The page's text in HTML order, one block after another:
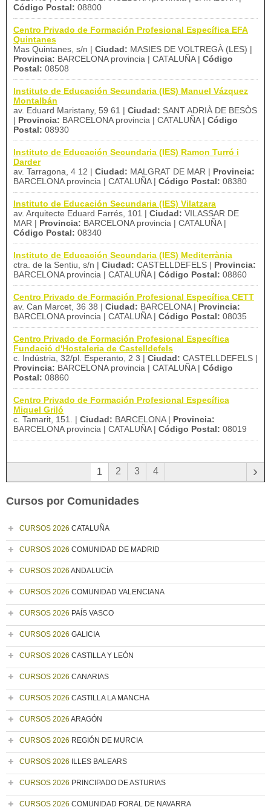
Código Postal: 08800
Centro Privado de Formación Profesional Específica EFA
Quintanes
Mas Quintanes, s/n | Ciudad: MASIES DE VOLTREGÀ (LES) |
Provincia: BARCELONA provincia | CATALUÑA | Código
Postal: 08508
Instituto de Educación Secundaria (IES) Manuel Vázquez
Montalbán
av. Eduard Maristany, 59 61 | Ciudad: SANT ADRIÀ DE BESÒS
| Provincia: BARCELONA provincia | CATALUÑA | Código
Postal: 08930
Instituto de Educación Secundaria (IES) Ramon Turró i
Darder
av. Tarragona, 4 12 | Ciudad: MALGRAT DE MAR | Provincia:
BARCELONA provincia | CATALUÑA | Código Postal: 08380
Instituto de Educación Secundaria (IES) Vilatzara
av. Arquitecte Eduard Farrés, 101 | Ciudad: VILASSAR DE
MAR | Provincia: BARCELONA provincia | CATALUÑA |
Código Postal: 08340
Instituto de Educación Secundaria (IES) Mediterrània
ctra. de la Sentiu, s/n | Ciudad: CASTELLDEFELS | Provincia:
BARCELONA provincia | CATALUÑA | Código Postal: 08860
Centro Privado de Formación Profesional Específica CETT
av. Can Marcet, 36 38 | Ciudad: BARCELONA | Provincia:
BARCELONA provincia | CATALUÑA | Código Postal: 08035
Centro Privado de Formación Profesional Específica
Fundació d'Hostaleria de Castelldefels
c. Indústria, 32/pl. Esperanto, 2 3 | Ciudad: CASTELLDEFELS |
Provincia: BARCELONA provincia | CATALUÑA | Código
Postal: 08860
Centro Privado de Formación Profesional Específica
Miquel Gri|ó
c. Tamarit, 151. | Ciudad: BARCELONA | Provincia:
BARCELONA provincia | CATALUÑA | Código Postal: 08019
1 2 3 4 ›
Cursos por Comunidades
CURSOS 2026 CATALUÑA
CURSOS 2026 COMUNIDAD DE MADRID
CURSOS 2026 ANDALUCÍA
CURSOS 2026 COMUNIDAD VALENCIANA
CURSOS 2026 PAÍS VASCO
CURSOS 2026 GALICIA
CURSOS 2026 CASTILLA Y LEÓN
CURSOS 2026 CANARIAS
CURSOS 2026 CASTILLA LA MANCHA
CURSOS 2026 ARAGÓN
CURSOS 2026 REGIÓN DE MURCIA
CURSOS 2026 ILLES BALEARS
CURSOS 2026 PRINCIPADO DE ASTURIAS
CURSOS 2026 COMUNIDAD FORAL DE NAVARRA